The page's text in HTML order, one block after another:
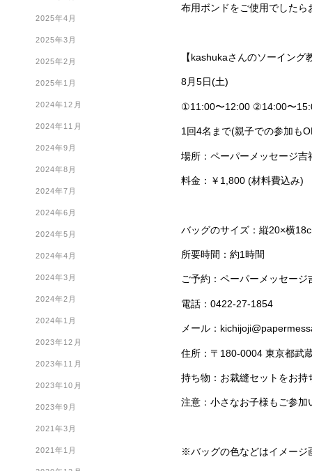
2025年4月
2025年3月
2025年2月
2025年1月
2024年12月
2024年11月
2024年9月
2024年8月
2024年7月
2024年6月
2024年5月
2024年4月
2024年3月
2024年2月
2024年1月
2023年12月
2023年11月
2023年10月
2023年9月
2021年3月
2021年1月
布用ボンドをご使用でした
【kashukaさんのソーイング
8月5日(土)
①11:00〜12:00 ②14:00〜
1回4名まで(親子での参加も
場所：ペーパーメッセージ吉
料金：￥1,800 (材料費込み)
バッグのサイズ：縦20×横
所要時間：約1時間
ご予約：ペーパーメッセー
電話：0422-27-1854
メール：
住所：〒180-0004 東京都武
持ち物：お裁縫セットをお
注意：小さなお子様もご参
※バッグの色などはイメージ